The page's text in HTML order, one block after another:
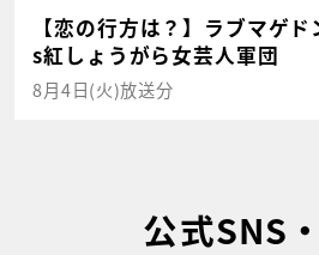
【恋の行方は？】ラブマゲ
s紅しょうがら女芸人軍団
8月4日(火)放送分
公式SNS